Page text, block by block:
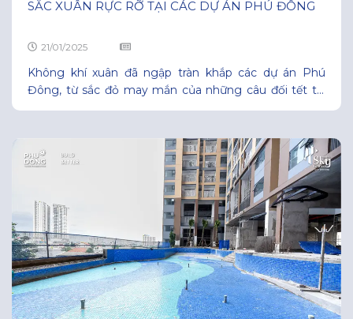
SẮC XUÂN RỰC RỠ TẠI CÁC DỰ ÁN PHÚ ĐÔNG
21/01/2025
Không khí xuân đã ngập tràn khắp các dự án Phú
Đông, từ sắc đỏ may mắn của những câu đối tết tại
KCH Phú Đông Premier, ánh vàng, đỏ rực rỡ của mai
tiếng cười rộn ràng của các gia đình tại KDC Phú